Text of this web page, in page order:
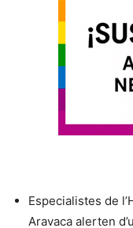
Especialistes de
Aravaca alerten